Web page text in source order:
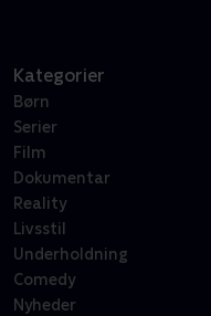
Kategorier
Børn
Serier
Film
Dokumentar
Reality
Livsstil
Underholdning
Comedy
Nyheder